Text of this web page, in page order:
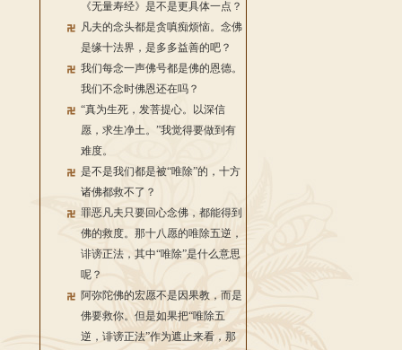
《无量寿经》是不是更具体一点？
凡夫的念头都是贪嗔痴烦恼。念佛
是缘十法界，是多多益善的吧？
我们每念一声佛号都是佛的恩德。
我们不念时佛恩还在吗？
“真为生死，发菩提心。以深信
愿，求生净土。”我觉得要做到有
难度。
是不是我们都是被“唯除”的，十方
诸佛都救不了？
罪恶凡夫只要回心念佛，都能得到
佛的救度。那十八愿的唯除五逆，
诽谤正法，其中“唯除”是什么意思
呢？
阿弥陀佛的宏愿不是因果教，而是
佛要救你。但是如果把“唯除五
逆，诽谤正法”作为遮止来看，那